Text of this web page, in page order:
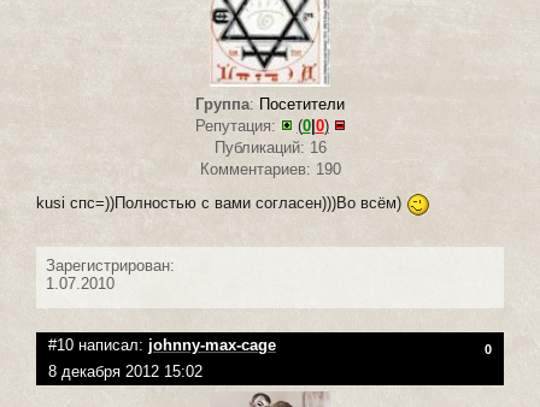
Группа: Посетители
Репутация:
(0| 0)
Публикаций: 16
Комментариев: 190
kusi спс=))Полностью с вами согласен)))Во всём)
Зарегистрирован:
1.07.2010
#10 написал: johnny-max-cage 0
8 декабря 2012 15:02